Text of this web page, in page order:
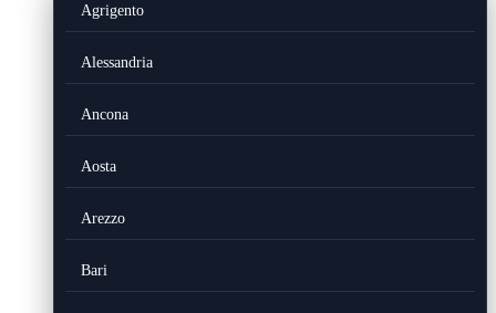
Agrigento
Alessandria
Ancona
Aosta
Arezzo
Bari